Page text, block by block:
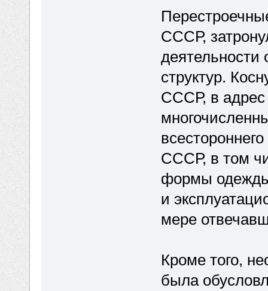
СССР,
деятельности
структур.
СССР, в адрес
СССР, в том
формы одежды
и
мере
Кроме того,
была